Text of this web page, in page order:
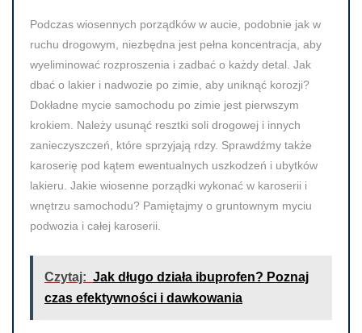
Podczas wiosennych porządków w aucie, podobnie jak w
ruchu drogowym, niezbędna jest pełna koncentracja, aby
wyeliminować rozproszenia i zadbać o każdy detal. Jak
dbać o lakier i nadwozie po zimie, aby uniknąć korozji?
Dokładne mycie samochodu po zimie jest pierwszym
krokiem. Należy usunąć resztki soli drogowej i innych
zanieczyszczeń, które sprzyjają rdzy. Sprawdźmy także
karoserię pod kątem ewentualnych uszkodzeń i ubytków
lakieru. Jakie wiosenne porządki wykonać w karoserii i
wnętrzu samochodu? Pamiętajmy o gruntownym myciu
podwozia i całej karoserii.
Czytaj: Jak długo działa ibuprofen? Poznaj
czas efektywności i dawkowania